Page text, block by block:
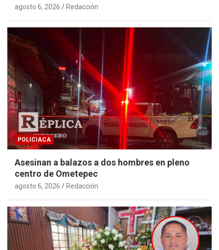
agosto 6, 2026 Redacción
POLICIACA
Asesinan a balazos a dos hombres en pleno
centro de Ometepec
agosto 6, 2026 Redacción